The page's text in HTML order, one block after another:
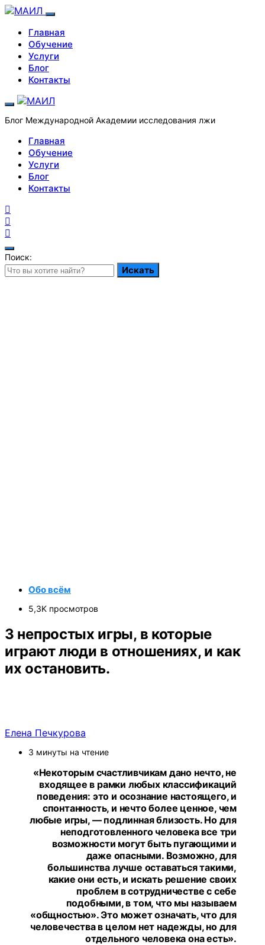
Главная
Обучение
Услуги
Блог
Контакты
Блог Международной Академии исследования лжи
Главная
Обучение
Услуги
Блог
Контакты
Поиск:
Искать
Обо всём
5,3K просмотров
3 непростых игры, в которые
играют люди в отношениях, и как
их остановить.
Елена Печкурова
3 минуты на чтение
«Некоторым счастливчикам дано нечто, не
входящее в рамки любых классификаций
поведения: это и осознание настоящего, и
спонтанность, и нечто более ценное, чем
любые игры, — подлинная близость. Но для
неподготовленного человека все три
возможности могут быть пугающими и
даже опасными. Возможно, для
большинства лучше оставаться такими,
какие они есть, и искать решение своих
проблем в сотрудничестве с себе
подобными, в том, что мы называем
«общностью». Это может означать, что для
человечества в целом нет надежды, но для
отдельного человека она есть».